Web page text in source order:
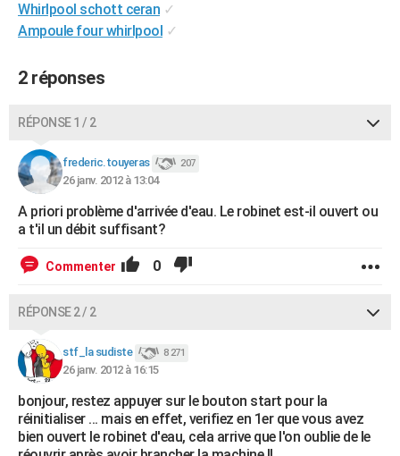
GUIDES D'ACHAT
CARTE DE VOEUX
Carte de Noël
Carte Bonne année
Carte Saint-Valentin
Carte Pâques
Carte d'anniversaire
DICTIONNAIRE
Dictionnaire
Biographies
Citations
Expressions
Proverbes
PROGRAMME TV
S'inscrire
Se connecter
Lycées
Collèges
Primaires
Universités
Entreprises
Service militaire
Avis de recherche
AVIS DE DÉCÈS
FORUM
Bricolage
Lifestyle
Culture
Sport
Auto
Television
Voyage
Cinema
Whirlpool schott ceran ✓
Ampoule four whirlpool ✓
2 réponses
RÉPONSE 1 / 2
frederic.touyeras 207
26 janv. 2012 à 13:04
A priori problème d'arrivée d'eau. Le robinet est-il ouvert ou
a t'il un débit suffisant?
Commenter 0
RÉPONSE 2 / 2
stf_la sudiste 8 271
26 janv. 2012 à 16:15
bonjour, restez appuyer sur le bouton start pour la
réinitialiser ... mais en effet, verifiez en 1er que vous avez
bien ouvert le robinet d'eau, cela arrive que l'on oublie de le